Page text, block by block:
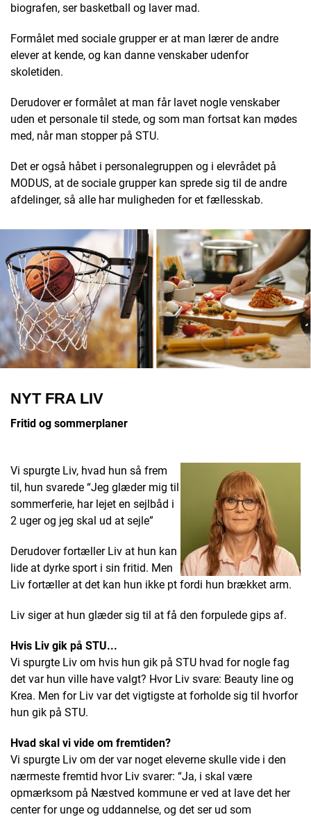
biografen, ser basketball og laver mad.
Formålet med sociale grupper er at man lærer de andre
elever at kende, og kan danne venskaber udenfor
skoletiden.
Derudover er formålet at man får lavet nogle venskaber
uden et personale til stede, og som man fortsat kan mødes
med, når man stopper på STU.
Det er også håbet i personalegruppen og i elevrådet på
MODUS, at de sociale grupper kan sprede sig til de andre
afdelinger, så alle har muligheden for et fællesskab.
NYT FRA LIV
Fritid og sommerplaner
Vi spurgte Liv, hvad hun så frem
til, hun svarede “Jeg glæder mig til
sommerferie, har lejet en sejlbåd i
2 uger og jeg skal ud at sejle”
Derudover fortæller Liv at hun kan
lide at dyrke sport i sin fritid. Men
Liv fortæller at det kan hun ikke pt fordi hun brækket arm.
Liv siger at hun glæder sig til at få den forpulede gips af.
Hvis Liv gik på STU...
Vi spurgte Liv om hvis hun gik på STU hvad for nogle fag
det var hun ville have valgt? Hvor Liv svare: Beauty line og
Krea. Men for Liv var det vigtigste at forholde sig til hvorfor
hun gik på STU.
Hvad skal vi vide om fremtiden?
Vi spurgte Liv om der var noget eleverne skulle vide i den
nærmeste fremtid hvor Liv svarer: “Ja, i skal være
opmærksom på Næstved kommune er ved at lave det her
center for unge og uddannelse, og det ser ud som